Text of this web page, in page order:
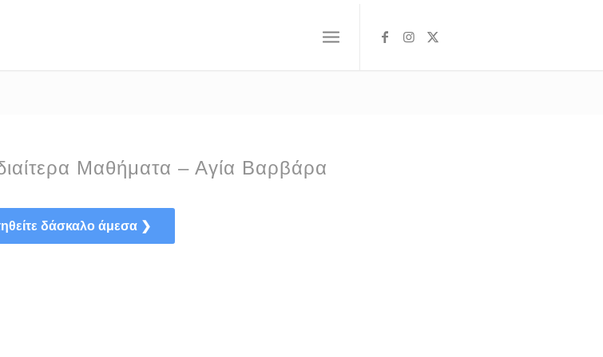
Μαθήματα – Αγία Βαρβάρα
δάσκαλο άμεσα ❯